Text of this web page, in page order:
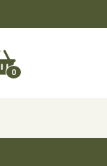
0